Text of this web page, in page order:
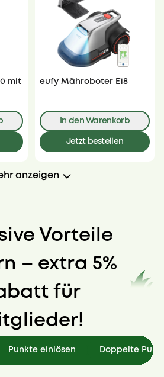
mit
eufy Mähroboter E18
In den Warenkorb
Jetzt bestellen
anzeigen
Vorteile
– extra 5%
für
Punkte einlösen Doppelte